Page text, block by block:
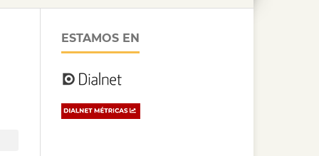
ESTAMOS EN